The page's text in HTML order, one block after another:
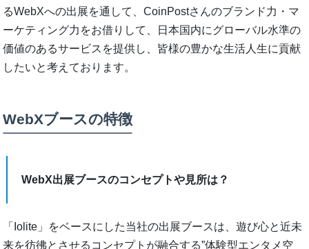
るWebXへの出展を通して、CoinPostさんのブランド力・マ
ーケティング力をお借りして、日本国内にグローバル水準の
価値のあるサービスを提供し、皆様の豊かな生活人生に貢献
したいと考えております。
WebXブースの特徴
WebX出展ブースのコンセプトや見所は？
「Iolite」をベースにした当社の出展ブースは、遊び心と近未
来を彷彿とさせるコンセプトが融合する”体験型エンタメ空